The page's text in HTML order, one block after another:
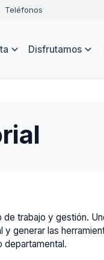
Teléfonos
Disfrutamos
trabajo y gestión.
generar las
departamental.